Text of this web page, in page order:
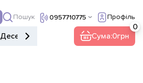
Пошук 0957710775 Профіль
Десерти Інше Сума:0